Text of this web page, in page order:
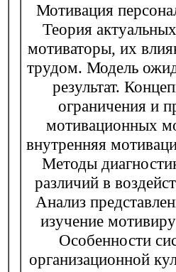
Мотивация
Теория
мотиваторы, их
трудом. Модель
результат.
ограничения и
мотивационных
внутренняя
Методы
различий в
Анализ
изучение
Особенности
организационной